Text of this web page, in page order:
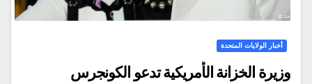
أخبار الولايات المتحدة
وزيرة الخزانة الأمريكية تدعو الكونجرس